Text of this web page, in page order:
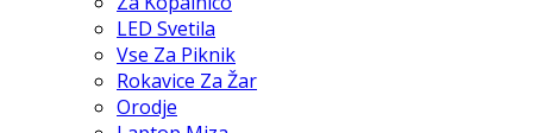
LED Svetila
Vse Za Piknik
Rokavice Za Žar
Orodje